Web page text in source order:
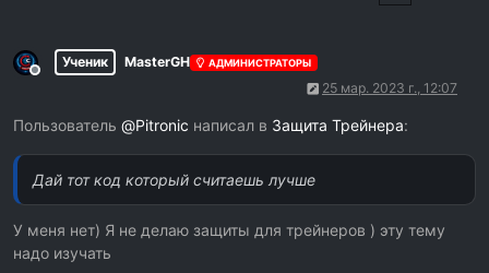
Не в сети
Ученик MasterGH АДМИНИСТРАТОРЫ
25 мар. 2023 г., 12:07
Пользователь @Pitronic написал в Защита Трейнера:
Дай тот код который считаешь лучше
У меня нет) Я не делаю защиты для трейнеров ) эту тему
надо изучать